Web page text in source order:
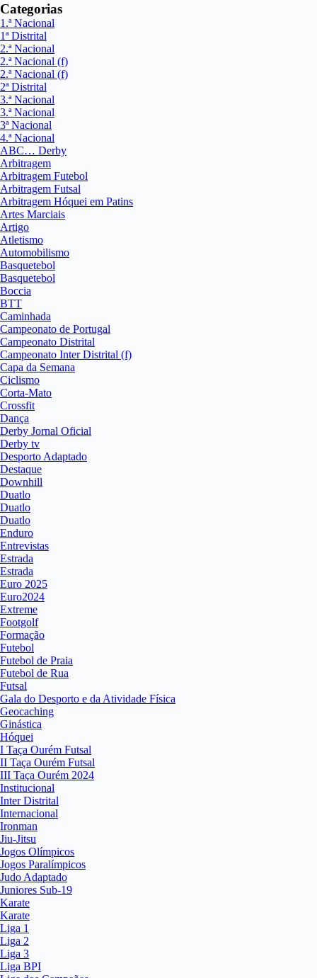
Categorias
1.ª Nacional
1ª Distrital
2.ª Nacional
2.ª Nacional (f)
2.ª Nacional (f)
2ª Distrital
3.ª Nacional
3.ª Nacional
3ª Nacional
4.ª Nacional
ABC… Derby
Arbitragem
Arbitragem Futebol
Arbitragem Futsal
Arbitragem Hóquei em Patins
Artes Marciais
Artigo
Atletismo
Automobilismo
Basquetebol
Basquetebol
Boccia
BTT
Caminhada
Campeonato de Portugal
Campeonato Distrital
Campeonato Inter Distrital (f)
Capa da Semana
Ciclismo
Corta-Mato
Crossfit
Dança
Derby Jornal Oficial
Derby tv
Desporto Adaptado
Destaque
Downhill
Duatlo
Duatlo
Duatlo
Enduro
Entrevistas
Estrada
Estrada
Euro 2025
Euro2024
Extreme
Footgolf
Formação
Futebol
Futebol de Praia
Futebol de Rua
Futsal
Gala do Desporto e da Atividade Física
Geocaching
Ginástica
Hóquei
I Taça Ourém Futsal
II Taça Ourém Futsal
III Taça Ourém 2024
Institucional
Inter Distrital
Internacional
Ironman
Jiu-Jitsu
Jogos Olímpicos
Jogos Paralímpicos
Judo Adaptado
Juniores Sub-19
Karate
Karate
Liga 1
Liga 2
Liga 3
Liga BPI